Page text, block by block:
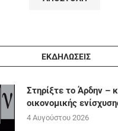
ΕΚΔΗΛΩΣΕΙΣ
Στηρίξτε το Άρδην –
οικονομικής
4 Αυγούστου 2026